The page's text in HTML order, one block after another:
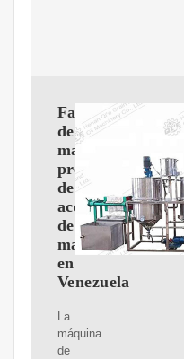
Fabricante
de
maquina
prensadora
de
aceite
de
maní
en
Venezuela
La
máquina
de